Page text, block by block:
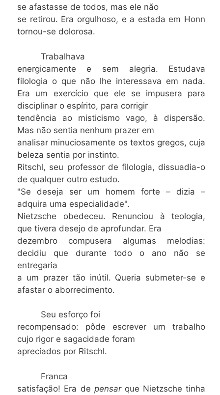
se afastasse de todos, mas ele não
se retirou. Era orgulhoso, e a estada em Honn
tornou-se dolorosa.
Trabalhava
energicamente e sem alegria. Estudava
filologia o que não lhe interessava em nada.
Era um exercício que ele se impusera para
disciplinar o espírito, para corrigir
tendência ao misticismo vago, à dispersão.
Mas não sentia nenhum prazer em
analisar minuciosamente os textos gregos, cuja
beleza sentia por instinto.
Ritschl, seu professor de filologia, dissuadia-o
de qualquer outro estudo.
"Se deseja ser um homem forte – dizia –
adquira uma especialidade".
Nietzsche obedeceu. Renunciou à teologia,
que tivera desejo de aprofundar. Era
dezembro compusera algumas melodias:
decidiu que durante todo o ano não se
entregaria
a um prazer tão inútil. Queria submeter-se e
afastar o aborrecimento.
Seu esforço foi
recompensado: pôde escrever um trabalho
cujo rigor e sagacidade foram
apreciados por Ritschl.
Franca
satisfação! Era de pensar que Nietzsche tinha